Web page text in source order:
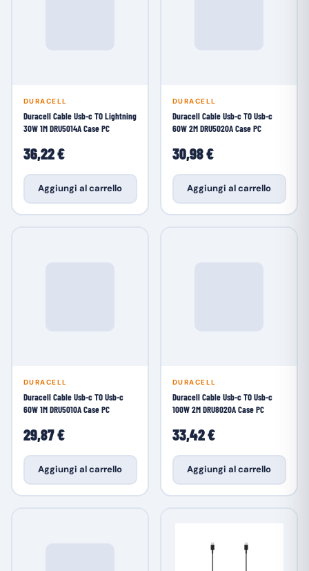
DURACELL
Duracell Cable Usb-c TO Lightning
30W 1M DRU5014A Case PC
36,22 €
Aggiungi al carrello
DURACELL
Duracell Cable Usb-c TO Usb-c
60W 2M DRU5020A Case PC
30,98 €
Aggiungi al carrello
DURACELL
Duracell Cable Usb-c TO Usb-c
60W 1M DRU5010A Case PC
29,87 €
Aggiungi al carrello
DURACELL
Duracell Cable Usb-c TO Usb-c
100W 2M DRU8020A Case PC
33,42 €
Aggiungi al carrello